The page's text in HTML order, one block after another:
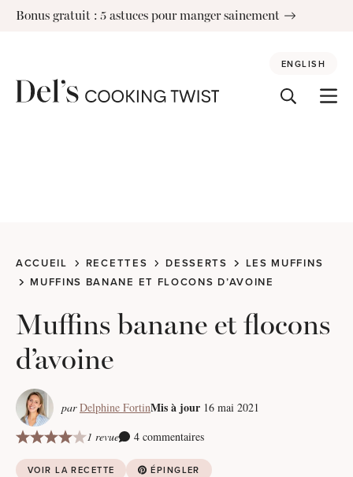
SkipBonus gratuit : 5 astuces pour manger sainement
ENGLISH
ACCUEIL RECETTES DESSERTS
LES MUFFINS
MUFFINS BANANE ET FLOCONS D’AVOINE
Muffins banane et flocons
d’avoine
par Delphine FortinMis à jour 16 mai 2021
1 revue
4 commentaires
VOIR LA RECETTE ÉPINGLER